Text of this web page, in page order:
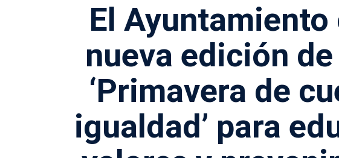
El Ayuntamiento
nueva edición
‘Primavera de
igualdad’ para